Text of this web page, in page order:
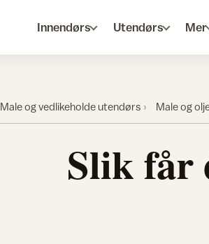
Innendørs Utendørs Mer
Male og vedlikeholde utendørs Male og
Slik får